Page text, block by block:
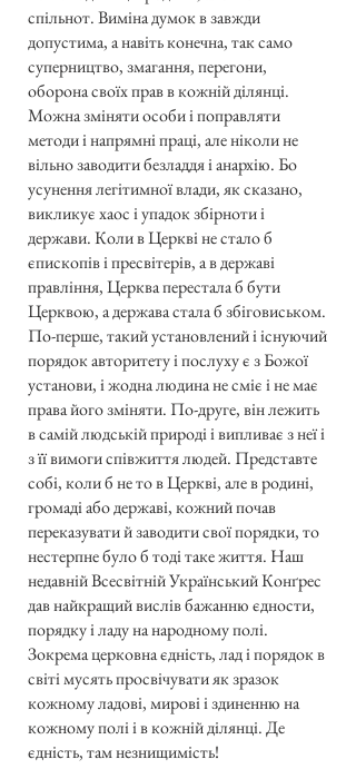
спільнот. Виміна думок в завжди
допустима, а навіть конечна, так само
суперництво, змагання, перегони,
оборона своїх прав в кожній ділянці.
Можна зміняти особи і поправляти
методи і напрямні праці, але ніколи не
вільно заводити безладдя і анархію. Бо
усунення легітимної влади, як сказано,
викликує хаос і упадок збірноти і
держави. Коли в Церкві не стало б
єпископів і пресвітерів, а в державі
правління, Церква перестала б бути
Церквою, а держава стала б збіговиськом.
По-перше, такий установлений і існуючий
порядок авторитету і послуху є з Божої
установи, і жодна людина не сміє і не має
права його зміняти. По-друге, він лежить
в самій людській природі і випливає з неї і
з її вимоги співжиття людей. Представте
собі, коли б не то в Церкві, але в родині,
громаді або державі, кожний почав
переказувати й заводити свої порядки, то
нестерпне було б тоді таке життя. Наш
недавній Всесвітній Український Конґрес
дав найкращий вислів бажанню єдности,
порядку і ладу на народному полі.
Зокрема церковна єдність, лад і порядок в
світі мусять просвічувати як зразок
кожному ладові, мирові і здиненню на
кожному полі і в кожній ділянці. Де
єдність, там незнищимість!